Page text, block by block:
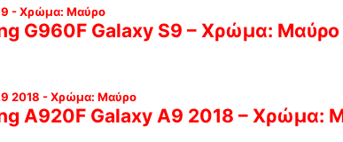
G960F Galaxy S9 – Χρώμα: Μαύρο
A920F Galaxy A9 2018 – Χρώμα: